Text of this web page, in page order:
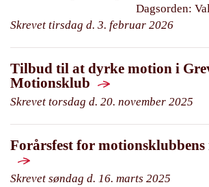
Dagsorden: Valg
Skrevet tirsdag d. 3. februar 2026
Tilbud til at dyrke motion i
Motionsklub
Skrevet torsdag d. 20. november 2025
Forårsfest for motionsklubbens
Skrevet søndag d. 16. marts 2025